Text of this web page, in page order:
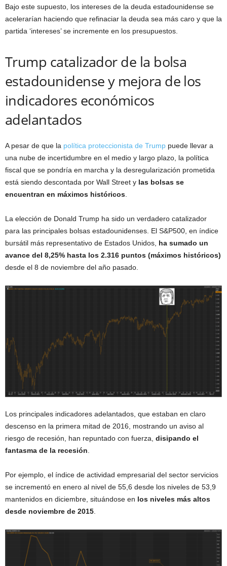
Bajo este supuesto, los intereses de la deuda estadounidense se
acelerarían haciendo que refinaciar la deuda sea más caro y que la
partida ‘intereses’ se incremente en los presupuestos.
Trump catalizador de la bolsa
estadounidense y mejora de los
indicadores económicos
adelantados
A pesar de que la política proteccionista de Trump puede llevar a
una nube de incertidumbre en el medio y largo plazo, la política
fiscal que se pondría en marcha y la desregularización prometida
está siendo descontada por Wall Street y las bolsas se
encuentran en máximos históricos.
La elección de Donald Trump ha sido un verdadero catalizador
para las principales bolsas estadounidenses. El S&P500, en índice
bursátil más representativo de Estados Unidos, ha sumado un
avance del 8,25% hasta los 2.316 puntos (máximos históricos)
desde el 8 de noviembre del año pasado.
Los principales indicadores adelantados, que estaban en claro
descenso en la primera mitad de 2016, mostrando un aviso al
riesgo de recesión, han repuntado con fuerza, disipando el
fantasma de la recesión
Por ejemplo, el índice de actividad empresarial del sector servicios
se incrementó en enero al nivel de 55,6 desde los niveles de 53,9
mantenidos en diciembre, situándose en los niveles más altos
desde noviembre de 2015